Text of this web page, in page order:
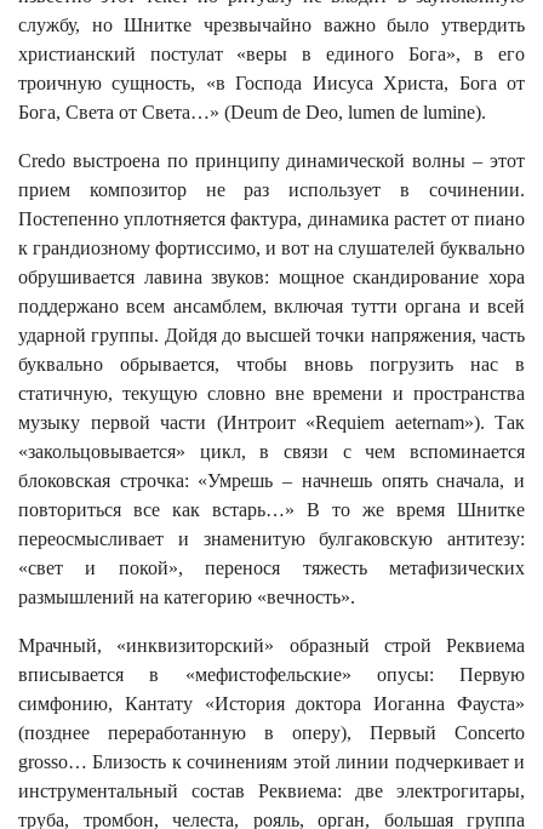
службу, но Шнитке чрезвычайно важно было утвердить
христианский постулат «веры в единого Бога», в его
троичную сущность, «в Господа Иисуса Христа, Бога от
Бога, Света от Света…» (Deum de Deo, lumen de lumine).
Credo выстроена по принципу динамической волны – этот
прием композитор не раз использует в сочинении.
Постепенно уплотняется фактура, динамика растет от пиано
к грандиозному фортиссимо, и вот на слушателей буквально
обрушивается лавина звуков: мощное скандирование хора
поддержано всем ансамблем, включая тутти органа и всей
ударной группы. Дойдя до высшей точки напряжения, часть
буквально обрывается, чтобы вновь погрузить нас в
статичную, текущую словно вне времени и пространства
музыку первой части (Интроит «Requiem aeternam»). Так
«закольцовывается» цикл, в связи с чем вспоминается
блоковская строчка: «Умрешь – начнешь опять сначала, и
повториться все как встарь…» В то же время Шнитке
переосмысливает и знаменитую булгаковскую антитезу:
«свет и покой», перенося тяжесть метафизических
размышлений на категорию «вечность».
Мрачный, «инквизиторский» образный строй Реквиема
вписывается в «мефистофельские» опусы: Первую
симфонию, Кантату «История доктора Иоганна Фауста»
(позднее переработанную в оперу), Первый Concerto
grosso… Близость к сочинениям этой линии подчеркивает и
инструментальный состав Реквиема: две электрогитары,
труба, тромбон, челеста, рояль, орган, большая группа